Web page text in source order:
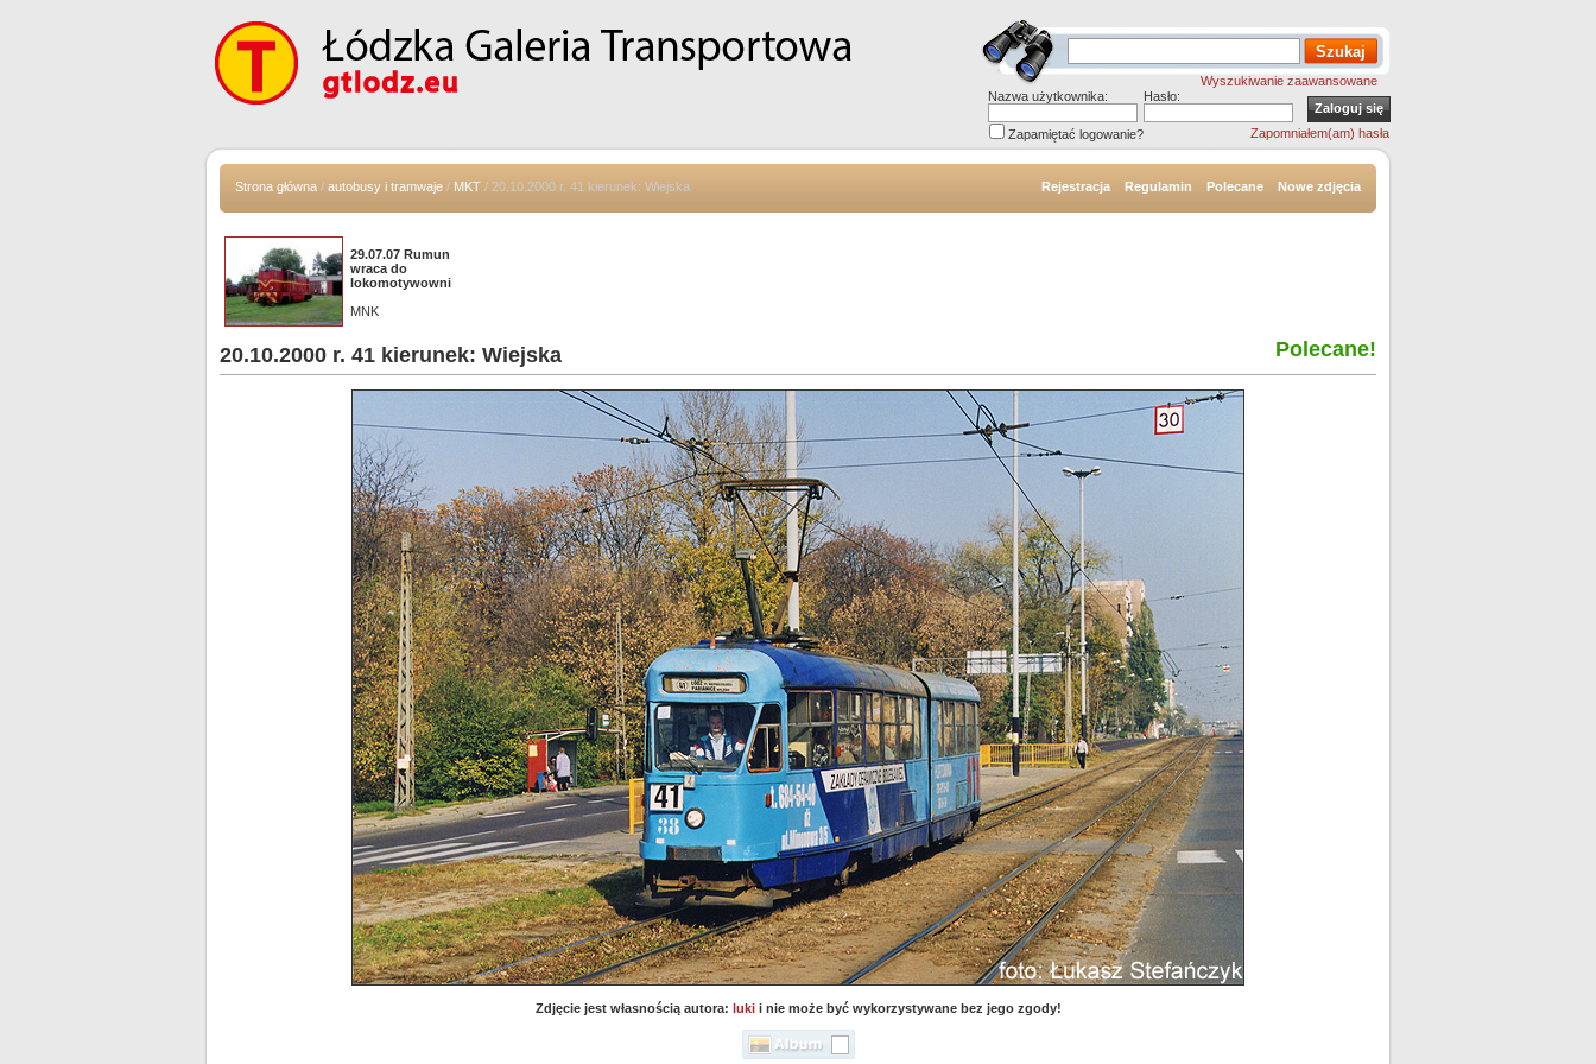
Wyszukiwanie zaawansowane
Nazwa użytkownika:
Hasło:
Zapamiętać logowanie? Zapomniałem(am) hasła
Strona główna / autobusy i tramwaje / MKT / 20.10.2000 r. 41 kierunek: Wiejska Rejestracja Regulamin Polecane Nowe zdjęcia
29.07.07 Rumun
wraca do
lokomotywowni
MNK
Polecane!
20.10.2000 r. 41 kierunek: Wiejska
Zdjęcie jest własnością autora: lukii nie może być wykorzystywane bez jego zgody!